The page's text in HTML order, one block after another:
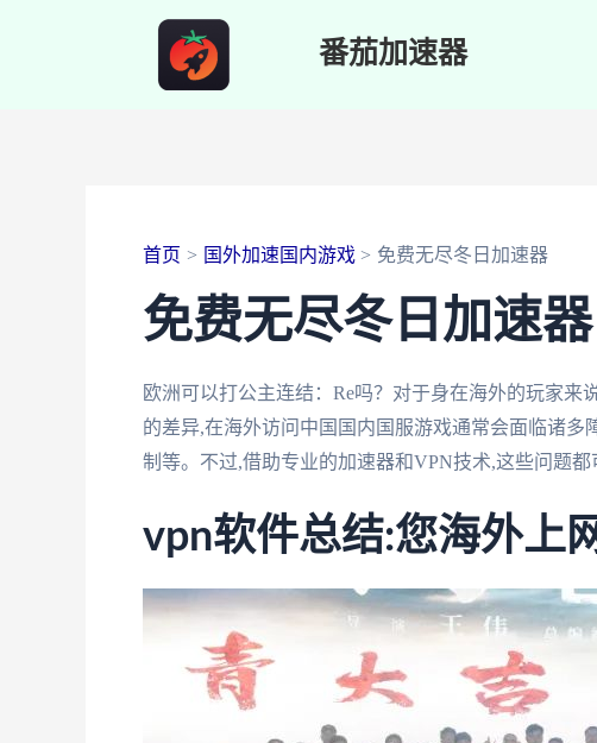
番茄加速器
首页 国外加速国内游戏 免费无尽冬日加速器
免费无尽冬日加速器
欧洲可以打公主连结：Re吗？对于身在海外的玩家
的差异,在海外访问中国国内国服游戏通常会面临诸
制等。不过,借助专业的加速器和VPN技术,这些问题都
vpn软件总结:您海外上